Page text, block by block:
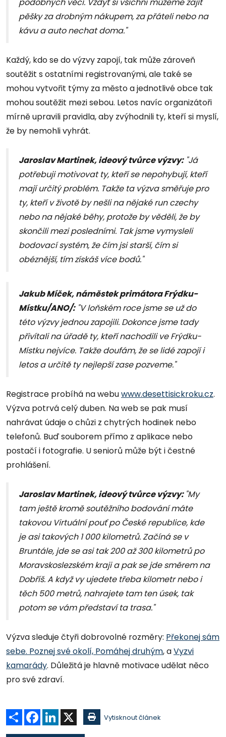
pěšky za drobným nákupem, za přáteli nebo na
kávu a auto nechat doma."
Každý, kdo se do výzvy zapojí, tak může zároveň
soutěžit s ostatními registrovanými, ale také se
mohou vytvořit týmy za město a jednotlivé obce tak
mohou soutěžit mezi sebou. Letos navíc organizátoři
mírně upravili pravidla, aby zvýhodnili ty, kteří si myslí,
že by nemohli vyhrát.
Jaroslav Martinek, ideový tvůrce výzvy:"Já
potřebuji motivovat ty, kteří se nepohybují, kteří
mají určitý problém. Takže ta výzva směřuje pro
ty, kteří v životě by nešli na nějaké run czechy
nebo na nějaké běhy, protože by věděli, že by
skončili mezi posledními. Tak jsme vymysleli
bodovací systém, že čím jsi starší, čím si
obéznější, tím získáš více bodů."
Jakub Míček, náměstek primátora Frýdku-
Místku/ANO/:"V loňském roce jsme se už do
této výzvy jednou zapojili. Dokonce jsme tady
přivítali na úřadě ty, kteří nachodili ve Frýdku-
Místku nejvíce. Takže doufám, že se lidé zapojí i
letos a určitě ty nejlepší zase pozveme."
Registrace probíhá na webuwww.desettisickroku.cz.
Výzva potrvá celý duben. Na web se pak musí
nahrávat údaje o chůzi z chytrých hodinek nebo
telefonů. Buď souborem přímo z aplikace nebo
postačí i fotografie. U seniorů může být i čestné
prohlášení.
Jaroslav Martinek, ideový tvůrce výzvy: "My
tam ještě kromě soutěžního bodování máte
takovou Virtuální pouť po České republice, kde
je asi takových 1 000 kilometrů. Začíná se v
Bruntále, jde se asi tak 200 až 300 kilometrů po
Moravskoslezském kraji a pak se jde směrem na
Dobříš. A když vy ujedete třeba kilometr nebo i
těch 500 metrů, nahrajete tam ten úsek, tak
potom se vám představí ta trasa."
Výzva sleduje čtyři dobrovolné rozměry: Překonej sám
sebe. Poznej své okolí, Pomáhej druhým, aVyzvi
kamarády. Důležitá je hlavně motivace udělat něco
pro své zdraví.
Sdílet Facebook
LinkedIn Vytisknout článek